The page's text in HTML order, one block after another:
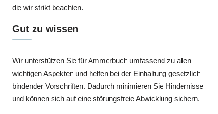
die wir strikt beachten.
Gut zu wissen
Wir unterstützen Sie für Ammerbuch umfassend zu allen
wichtigen Aspekten und helfen bei der Einhaltung gesetzlich
bindender Vorschriften. Dadurch minimieren Sie Hindernisse
und können sich auf eine störungsfreie Abwicklung sichern.